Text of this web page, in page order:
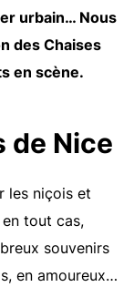
urbain… Nous
des Chaises
en scène.
de Nice
les niçois et
tout cas,
souvenirs
en amoureux…